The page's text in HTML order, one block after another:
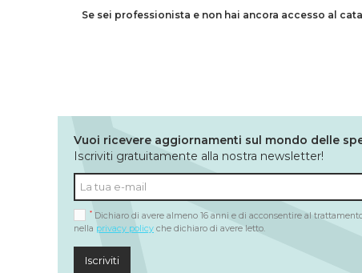
Se sei professionista e non hai ancora accesso al
Vuoi ricevere aggiornamenti sul mondo delle
Iscriviti gratuitamente alla nostra newsletter!
* Dichiaro di avere almeno 16 anni e di acconsentire al
nella privacy policy che dichiaro di avere letto.
Iscriviti